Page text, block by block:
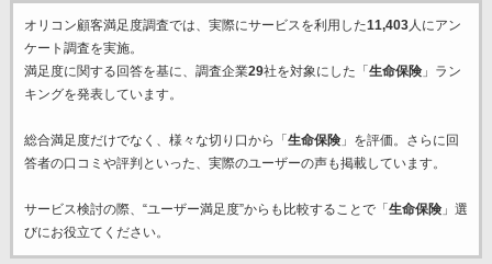
オリコン顧客満足度調査では、実際にサービスを利用した11,403人にアン
ケート調査を実施。
満足度に関する回答を基に、調査企業29社を対象にした「 生命保険」ラン
キングを発表しています。
総合満足度だけでなく、様々な切り口から「 生命保険」を評価。さらに回
答者の口コミや評判といった、実際のユーザーの声も掲載しています。
サービス検討の際、“ユーザー満足度”からも比較することで「 生命保険」選
びにお役立てください。